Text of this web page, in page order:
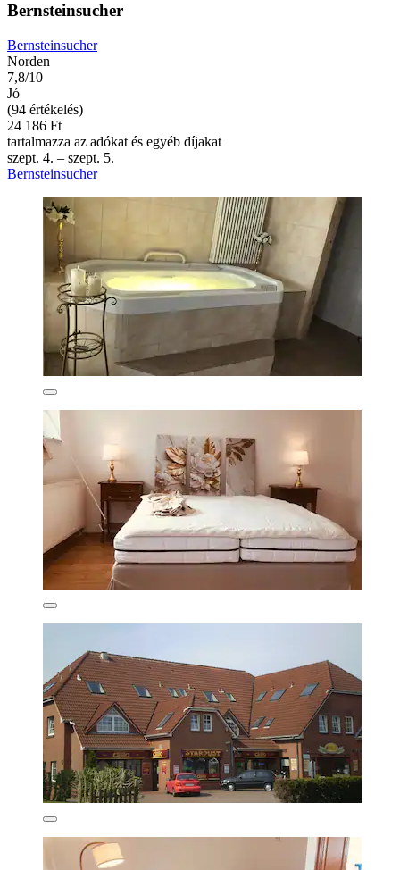
Bernsteinsucher
Bernsteinsucher
Norden
7,8/10
Jó
(94 értékelés)
24 186 Ft
tartalmazza az adókat és egyéb díjakat
szept. 4. – szept. 5.
Bernsteinsucher